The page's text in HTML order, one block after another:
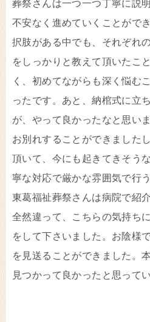
葬祭さんは一つ一つ丁寧に説
不安なく進めていくことがで
択肢がある中でも、それぞれ
をしっかりと教えて頂いたこ
く、初めてながらも深く悩む
ったです。あと、納棺式に立
が、やって良かったなと思い
お別れすることができました
頂いて、今にも起きてきそう
寧な対応で厳かな雰囲気で行
東葛福祉葬祭さんは病院で紹
全然違って、こちらの気持ち
をして下さいました。お陰様
を見送ることができました。
見つかって良かったと思ってい